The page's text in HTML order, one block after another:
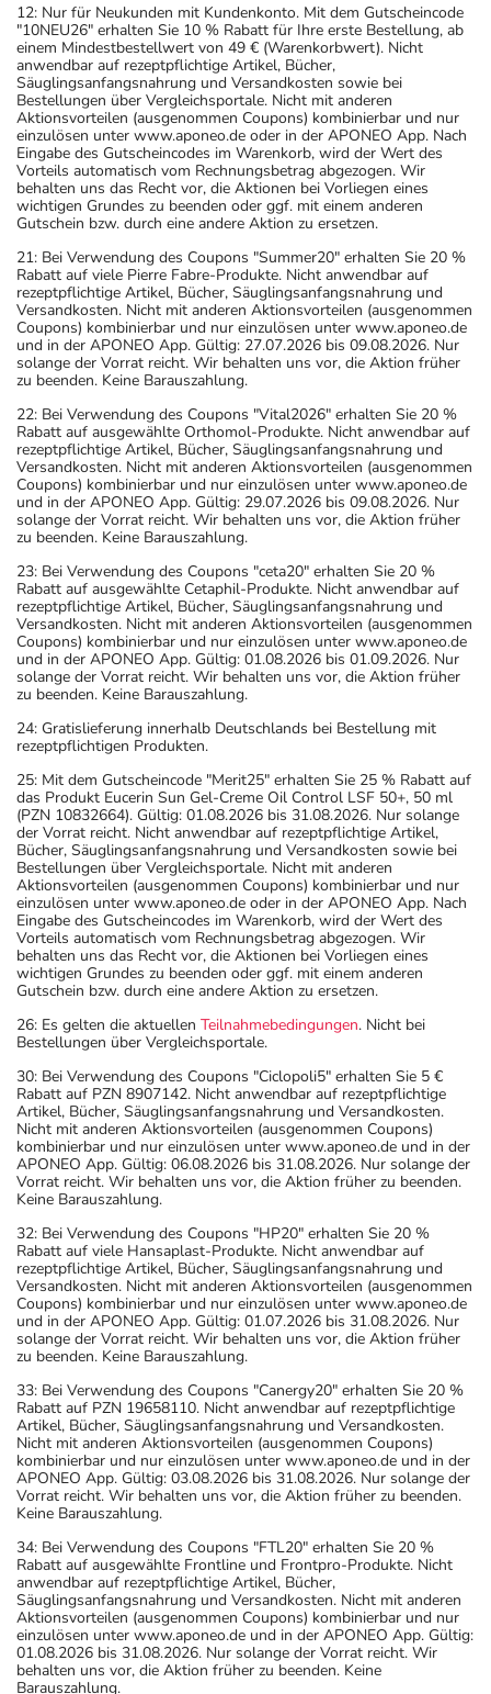
12: Nur für Neukunden mit Kundenkonto. Mit dem Gutscheincode
"10NEU26" erhalten Sie 10 % Rabatt für Ihre erste Bestellung, ab
einem Mindestbestellwert von 49 € (Warenkorbwert). Nicht
anwendbar auf rezeptpflichtige Artikel, Bücher,
Säuglingsanfangsnahrung und Versandkosten sowie bei
Bestellungen über Vergleichsportale. Nicht mit anderen
Aktionsvorteilen (ausgenommen Coupons) kombinierbar und nur
einzulösen unter www.aponeo.de oder in der APONEO App. Nach
Eingabe des Gutscheincodes im Warenkorb, wird der Wert des
Vorteils automatisch vom Rechnungsbetrag abgezogen. Wir
behalten uns das Recht vor, die Aktionen bei Vorliegen eines
wichtigen Grundes zu beenden oder ggf. mit einem anderen
Gutschein bzw. durch eine andere Aktion zu ersetzen.
21: Bei Verwendung des Coupons "Summer20" erhalten Sie 20 %
Rabatt auf viele Pierre Fabre-Produkte. Nicht anwendbar auf
rezeptpflichtige Artikel, Bücher, Säuglingsanfangsnahrung und
Versandkosten. Nicht mit anderen Aktionsvorteilen (ausgenommen
Coupons) kombinierbar und nur einzulösen unter www.aponeo.de
und in der APONEO App. Gültig: 27.07.2026 bis 09.08.2026. Nur
solange der Vorrat reicht. Wir behalten uns vor, die Aktion früher
zu beenden. Keine Barauszahlung.
22: Bei Verwendung des Coupons "Vital2026" erhalten Sie 20 %
Rabatt auf ausgewählte Orthomol-Produkte. Nicht anwendbar auf
rezeptpflichtige Artikel, Bücher, Säuglingsanfangsnahrung und
Versandkosten. Nicht mit anderen Aktionsvorteilen (ausgenommen
Coupons) kombinierbar und nur einzulösen unter www.aponeo.de
und in der APONEO App. Gültig: 29.07.2026 bis 09.08.2026. Nur
solange der Vorrat reicht. Wir behalten uns vor, die Aktion früher
zu beenden. Keine Barauszahlung.
23: Bei Verwendung des Coupons "ceta20" erhalten Sie 20 %
Rabatt auf ausgewählte Cetaphil-Produkte. Nicht anwendbar auf
rezeptpflichtige Artikel, Bücher, Säuglingsanfangsnahrung und
Versandkosten. Nicht mit anderen Aktionsvorteilen (ausgenommen
Coupons) kombinierbar und nur einzulösen unter www.aponeo.de
und in der APONEO App. Gültig: 01.08.2026 bis 01.09.2026. Nur
solange der Vorrat reicht. Wir behalten uns vor, die Aktion früher
zu beenden. Keine Barauszahlung.
24: Gratislieferung innerhalb Deutschlands bei Bestellung mit
rezeptpflichtigen Produkten.
25: Mit dem Gutscheincode "Merit25" erhalten Sie 25 % Rabatt auf
das Produkt Eucerin Sun Gel-Creme Oil Control LSF 50+, 50 ml
(PZN 10832664). Gültig: 01.08.2026 bis 31.08.2026. Nur solange
der Vorrat reicht. Nicht anwendbar auf rezeptpflichtige Artikel,
Bücher, Säuglingsanfangsnahrung und Versandkosten sowie bei
Bestellungen über Vergleichsportale. Nicht mit anderen
Aktionsvorteilen (ausgenommen Coupons) kombinierbar und nur
einzulösen unter www.aponeo.de oder in der APONEO App. Nach
Eingabe des Gutscheincodes im Warenkorb, wird der Wert des
Vorteils automatisch vom Rechnungsbetrag abgezogen. Wir
behalten uns das Recht vor, die Aktionen bei Vorliegen eines
wichtigen Grundes zu beenden oder ggf. mit einem anderen
Gutschein bzw. durch eine andere Aktion zu ersetzen.
26: Es gelten die aktuellen Teilnahmebedingungen. Nicht bei
Bestellungen über Vergleichsportale.
30: Bei Verwendung des Coupons "Ciclopoli5" erhalten Sie 5 €
Rabatt auf PZN 8907142. Nicht anwendbar auf rezeptpflichtige
Artikel, Bücher, Säuglingsanfangsnahrung und Versandkosten.
Nicht mit anderen Aktionsvorteilen (ausgenommen Coupons)
kombinierbar und nur einzulösen unter www.aponeo.de und in der
APONEO App. Gültig: 06.08.2026 bis 31.08.2026. Nur solange der
Vorrat reicht. Wir behalten uns vor, die Aktion früher zu beenden.
Keine Barauszahlung.
32: Bei Verwendung des Coupons "HP20" erhalten Sie 20 %
Rabatt auf viele Hansaplast-Produkte. Nicht anwendbar auf
rezeptpflichtige Artikel, Bücher, Säuglingsanfangsnahrung und
Versandkosten. Nicht mit anderen Aktionsvorteilen (ausgenommen
Coupons) kombinierbar und nur einzulösen unter www.aponeo.de
und in der APONEO App. Gültig: 01.07.2026 bis 31.08.2026. Nur
solange der Vorrat reicht. Wir behalten uns vor, die Aktion früher
zu beenden. Keine Barauszahlung.
33: Bei Verwendung des Coupons "Canergy20" erhalten Sie 20 %
Rabatt auf PZN 19658110. Nicht anwendbar auf rezeptpflichtige
Artikel, Bücher, Säuglingsanfangsnahrung und Versandkosten.
Nicht mit anderen Aktionsvorteilen (ausgenommen Coupons)
kombinierbar und nur einzulösen unter www.aponeo.de und in der
APONEO App. Gültig: 03.08.2026 bis 31.08.2026. Nur solange der
Vorrat reicht. Wir behalten uns vor, die Aktion früher zu beenden.
Keine Barauszahlung.
34: Bei Verwendung des Coupons "FTL20" erhalten Sie 20 %
Rabatt auf ausgewählte Frontline und Frontpro-Produkte. Nicht
anwendbar auf rezeptpflichtige Artikel, Bücher,
Säuglingsanfangsnahrung und Versandkosten. Nicht mit anderen
Aktionsvorteilen (ausgenommen Coupons) kombinierbar und nur
einzulösen unter www.aponeo.de und in der APONEO App. Gültig:
01.08.2026 bis 31.08.2026. Nur solange der Vorrat reicht. Wir
behalten uns vor, die Aktion früher zu beenden. Keine
Barauszahlung.